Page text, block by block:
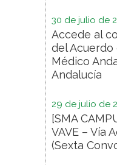
30 de julio de
Accede al
del
Médico
Andalucía
29 de julio de
[SMA
VAVE – Vía
(Sexta